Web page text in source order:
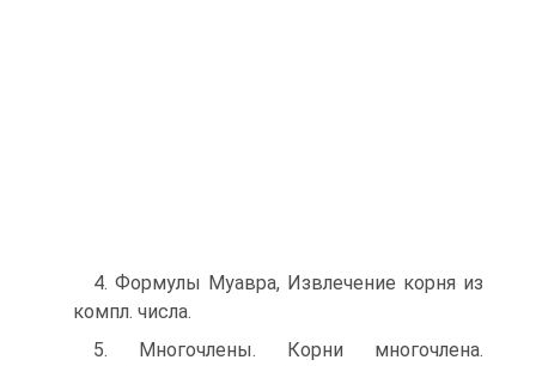
4. Формулы Муавра, Извлечение корня из
компл. числа.
5. Многочлены. Корни многочлена.